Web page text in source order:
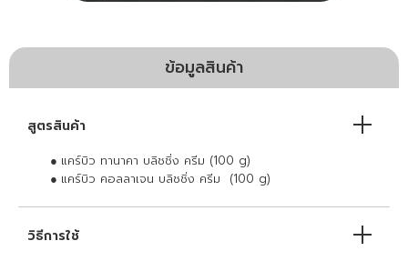
ข้อมูลสินค้า
สูตรสินค้า
● แคร์บิว ทานาคา บลิชชิ่ง ครีม (100 g)
● แคร์บิว คอลลาเจน บลิชชิ่ง ครีม (100 g)
วิธีการใช้